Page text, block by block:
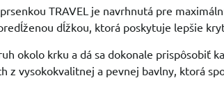
TRAVEL je navrhnutá pre
dĺžkou, ktorá poskytuje lepšie
okolo krku a dá sa dokonale prispôsobiť
z vysokokvalitnej a pevnej bavlny, ktorá